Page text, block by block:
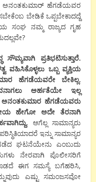
ಅನಂತಕುಮಾರ್ ಹೆಗಡೆಯವರ
ಬೇಡಿಕೆ ಒಪ್ಪಬೇಕಾದದ್ದೆ
ಸಂಘ ನಮ್ಮ ರಾಜ್ಯದ ಗೃಹ
ಪ್ರತಿಭಟಿಸುತ್ತಾರೆ.
ವಹಿಸಿಕೊಳ್ಳಲು ಒಬ್ಬ ವ್ಯಕ್ತಿಯ
ಹೆಗಡೆಯವರೇ ಬೇಕಿಲ್ಲ.
ಅರ್ಹತೆಯೇ ಇಲ್ಲ
ಅನಂತಕುಮಾರ ಹೆಗಡೆಯವರು
ಹೇಗೋ ಅದೇ ತೆರನಾಗಿ
ಆಗೆಲ್ಲ ಸಾಮಾನ್ಯರು
ಇನ್ನು ಸಾಮಾನ್ಯರ
ಘಟನೆಯೇನು ಎಂಬುದು
ನೇರವಾಗಿ ಪೊಲೀಸರಿಗೆ
ಈಗ ಸಮಸ್ಯೆ ಬಗೆಹರಿಸಿ,
ಎಷ್ಟು ಸಮಂಜಸವೋ